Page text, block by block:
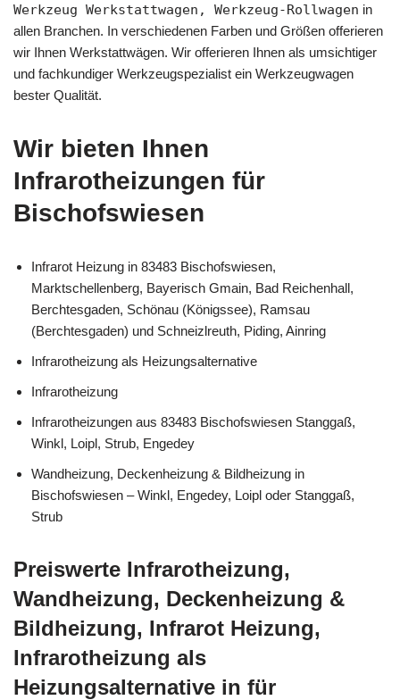
Werkzeug Werkstattwagen, Werkzeug-Rollwagen in
allen Branchen. In verschiedenen Farben und Größen offerieren
wir Ihnen Werkstattwägen. Wir offerieren Ihnen als umsichtiger
und fachkundiger Werkzeugspezialist ein Werkzeugwagen
bester Qualität.
Wir bieten Ihnen
Infrarotheizungen für
Bischofswiesen
Infrarot Heizung in 83483 Bischofswiesen,
Marktschellenberg, Bayerisch Gmain, Bad Reichenhall,
Berchtesgaden, Schönau (Königssee), Ramsau
(Berchtesgaden) und Schneizlreuth, Piding, Ainring
Infrarotheizung als Heizungsalternative
Infrarotheizung
Infrarotheizungen aus 83483 Bischofswiesen Stanggaß,
Winkl, Loipl, Strub, Engedey
Wandheizung, Deckenheizung & Bildheizung in
Bischofswiesen – Winkl, Engedey, Loipl oder Stanggaß,
Strub
Preiswerte Infrarotheizung,
Wandheizung, Deckenheizung &
Bildheizung, Infrarot Heizung,
Infrarotheizung als
Heizungsalternative in für